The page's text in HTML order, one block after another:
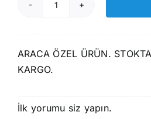
Rizline
2021
Bagaj
ARACA ÖZEL ÜRÜN.
KARGO.
İlk yorumu siz yapın.